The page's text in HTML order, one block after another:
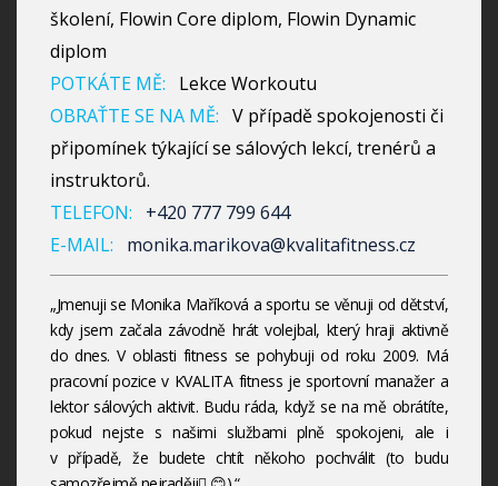
školení, Flowin Core diplom, Flowin Dynamic
diplom
POTKÁTE MĚ:
Lekce Workoutu
OBRAŤTE SE NA MĚ: V případě spokojenosti či
připomínek týkající se sálových lekcí, trenérů a
instruktorů.
TELEFON:
+420 777 799 644
E-MAIL:
monika.marikova@kvalitafitness.cz
„Jmenuji se Monika Maříková a sportu se věnuji od dětství,
kdy jsem začala závodně hrát volejbal, který hraji aktivně
do dnes. V oblasti fitness se pohybuji od roku 2009. Má
pracovní pozice v KVALITA fitness je sportovní manažer a
lektor sálových aktivit. Budu ráda, když se na mě obrátíte,
pokud nejste s našimi službami plně spokojeni, ale i
v případě, že budete chtít někoho pochválit (to budu